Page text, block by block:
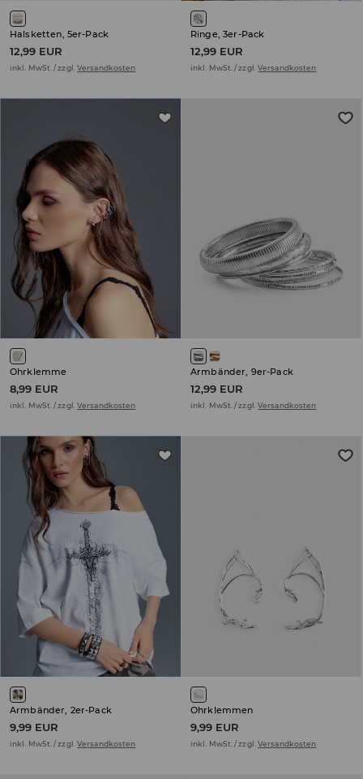
Halsketten, 5er-Pack
12,99 EUR
inkl. MwSt. / zzgl. Versandkosten
Ringe, 3er-Pack
12,99 EUR
inkl. MwSt. / zzgl. Versandkosten
Ohrklemme
8,99 EUR
inkl. MwSt. / zzgl. Versandkosten
Armbänder, 9er-Pack
12,99 EUR
inkl. MwSt. / zzgl. Versandkosten
Armbänder, 2er-Pack
9,99 EUR
inkl. MwSt. / zzgl. Versandkosten
Ohrklemmen
9,99 EUR
inkl. MwSt. / zzgl. Versandkosten